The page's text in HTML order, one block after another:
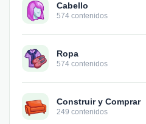
Cabello
574 contenidos
Ropa
574 contenidos
Construir y Comprar
249 contenidos